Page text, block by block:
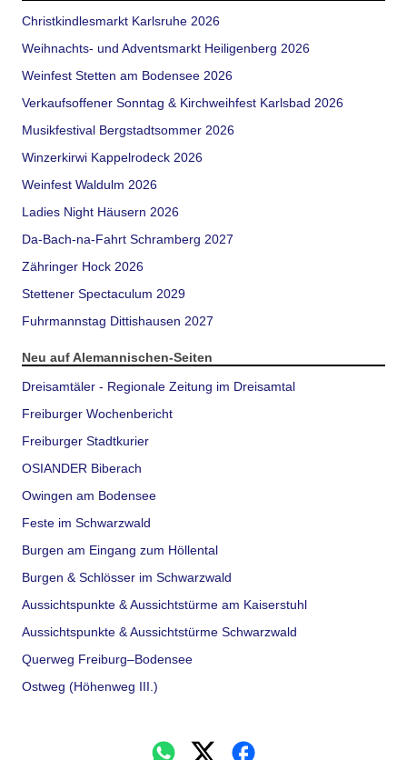
Christkindlesmarkt Karlsruhe 2026
Weihnachts- und Adventsmarkt Heiligenberg 2026
Weinfest Stetten am Bodensee 2026
Verkaufsoffener Sonntag & Kirchweihfest Karlsbad 2026
Musikfestival Bergstadtsommer 2026
Winzerkirwi Kappelrodeck 2026
Weinfest Waldulm 2026
Ladies Night Häusern 2026
Da-Bach-na-Fahrt Schramberg 2027
Zähringer Hock 2026
Stettener Spectaculum 2029
Fuhrmannstag Dittishausen 2027
Neu auf Alemannischen-Seiten
Dreisamtäler - Regionale Zeitung im Dreisamtal
Freiburger Wochenbericht
Freiburger Stadtkurier
OSIANDER Biberach
Owingen am Bodensee
Feste im Schwarzwald
Burgen am Eingang zum Höllental
Burgen & Schlösser im Schwarzwald
Aussichtspunkte & Aussichtstürme am Kaiserstuhl
Aussichtspunkte & Aussichtstürme Schwarzwald
Querweg Freiburg–Bodensee
Ostweg (Höhenweg III.)